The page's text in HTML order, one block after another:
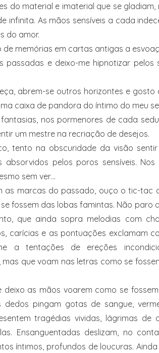
do material e imaterial que se gladiam,
infinita. As mãos sensíveis a cada
do amor.
memórias em cartas antigas a
e deixo-me hipnotizar pelos
abrem-se outros horizontes e gosto
caixa de pandora do íntimo do meu
nos pormenores de cada
um mestre na recriação de desejos.
tento na obscuridade da visão
pelos poros sensíveis. Nos
sem ver…
as marcas do passado, ouço o tic-tac
fossem das lobas famintas. Não paro
que ainda sopra melodias com
carícias e as pontuações exclamam
a tentações de ereções
que voam nas letras como se
deixo as mãos voarem como se
pingam gotas de sangue,
tragédias vividas, lágrimas de
Ensanguentadas deslizam, no
íntimos, profundos de loucuras.